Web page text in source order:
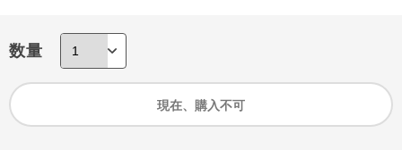
数量
現在、購入不可